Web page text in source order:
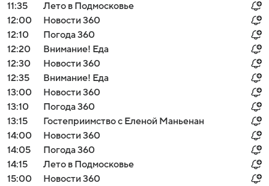
11:35
Лето в Подмосковье
12:00
Новости 360
12:10
Погода 360
12:20
Внимание! Еда
12:30
Новости 360
12:35
Внимание! Еда
13:00
Новости 360
13:10
Погода 360
13:15
Гостеприимство с Еленой Маньенан
14:00
Новости 360
14:05
Погода 360
14:15
Лето в Подмосковье
15:00
Новости 360